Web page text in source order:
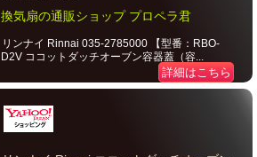
換気扇の通販ショップ プロペラ君
リンナイ Rinnai 035-2785000 【型番：RBO-
D2V ココットダッチオーブン容器蓋（容...
詳細はこちら